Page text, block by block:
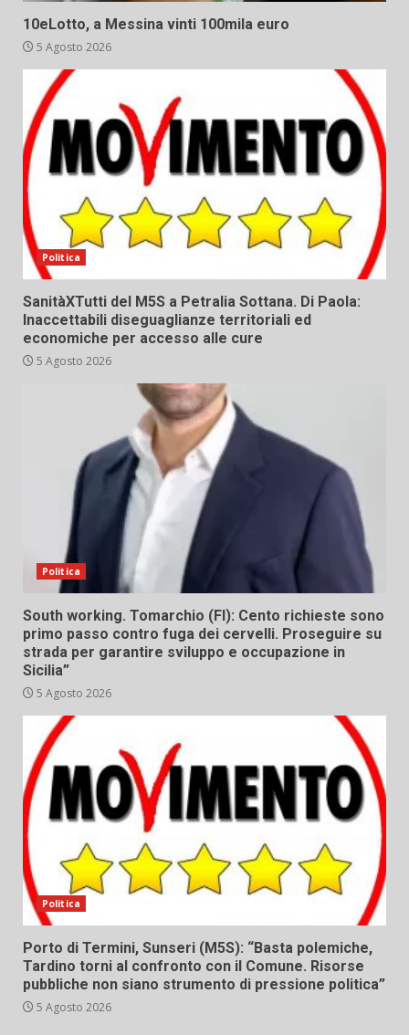
10eLotto, a Messina vinti 100mila euro
5 Agosto 2026
Politica
SanitàXTutti del M5S a Petralia Sottana. Di Paola:
Inaccettabili diseguaglianze territoriali ed
economiche per accesso alle cure
5 Agosto 2026
Politica
South working. Tomarchio (FI): Cento richieste sono
primo passo contro fuga dei cervelli. Proseguire su
strada per garantire sviluppo e occupazione in
Sicilia”
5 Agosto 2026
Politica
Porto di Termini, Sunseri (M5S): “Basta polemiche,
Tardino torni al confronto con il Comune. Risorse
pubbliche non siano strumento di pressione politica”
5 Agosto 2026